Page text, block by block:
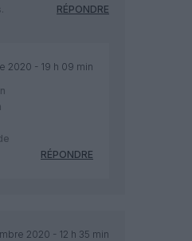
RÉPONDRE
2020 - 19 h 09 min
RÉPONDRE
2020 - 12 h 35 min